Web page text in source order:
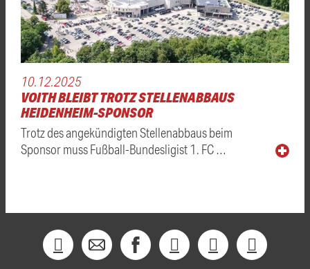
10.12.2025
VOITH BLEIBT TROTZ STELLENABBAUS
HEIDENHEIM-SPONSOR
Trotz des angekündigten Stellenabbaus beim
Sponsor muss Fußball-Bundesligist 1. FC …